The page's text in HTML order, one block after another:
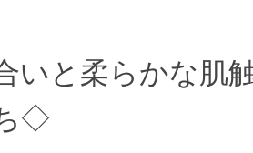
いと柔らかな肌
◇